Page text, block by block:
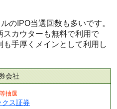
のIPO当選回数も多いです。
カウターも無料で利用で
手厚くメインとして利用し
会社
抽選
クス証券